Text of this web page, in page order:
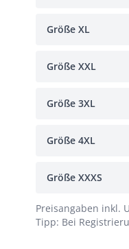
Größe XL
Größe XXL
Größe 3XL
Größe 4XL
Größe XXXS
Preisangaben inkl.
Tipp: Bei